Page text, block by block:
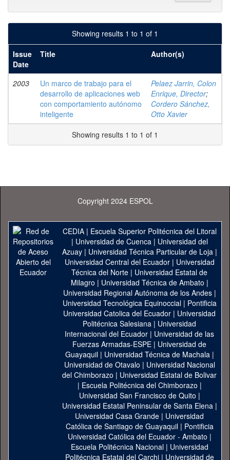
Showing results 1 to 1 of 1
Issue
Date
Title Author(s)
2003
Un marco de trabajo para el
desarrollo de aplicaciones web
con comportamiento autónomo
inteligente
Pelaez Jarrin, Colon
Enrique, Director;
Cordero Sánchez,
Otto Xavier
Showing results 1 to 1 of 1
Copyright 2024 ESPOL
CEDIA| Escuela Superior Politécnica del Litoral
| Universidad de Cuenca| Universidad del
Azuay| Universidad Técnica Particular de Loja|
Universidad Central del Ecuador| Universidad
Técnica del Norte | Universidad Estatal de
Milagro | Universidad Técnica de Ambato |
Universidad Regional Autónoma de los Andes|
Universidad Tecnológica Equinoccial| Pontificia
Universidad Catolica del Ecuador | Universidad
Politécnica Salesiana | Universidad
Internacional del Ecuador | Universidad de las
Fuerzas Armadas-ESPE | Universidad de
Guayaquil| Universidad Técnica de Machala|
Universidad de Otavalo | Universidad Nacional
del Chimborazo | Universidad Estatal de Bolivar
| Escuela Politécnica del Chimborazo |
Universidad San Francisco de Quito |
Universidad Estatal Peninsular de Santa Elena|
Universidad Casa Grande | Universidad
Católica de Santiago de Guayaquil| Pontificia
Universidad Católica del Ecuador - Ambato |
Escuela Politécnica Nacional| Universidad
Politécnica Estatal del Carchi| Universidad de